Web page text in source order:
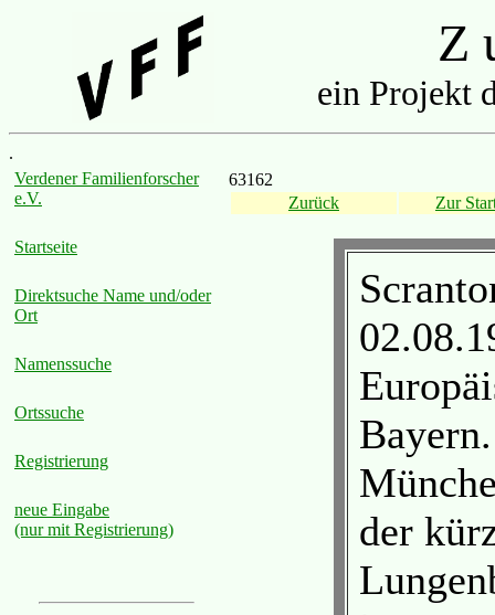
Z
ein Projekt
.
Verdener Familienforscher
e.V.
Startseite
Direktsuche Name und/oder
Ort
Namenssuche
Ortssuche
Registrierung
neue Eingabe
(nur mit Registrierung)
63162
Zurück
Zur
Bayern.
der